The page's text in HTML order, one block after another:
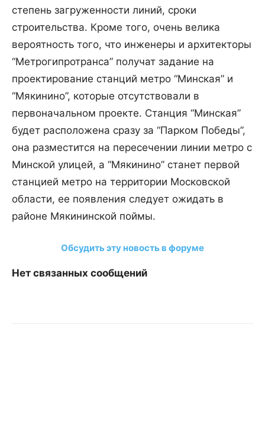
степень загруженности линий, сроки
строительства. Кроме того, очень велика
вероятность того, что инженеры и архитекторы
“Метрогипротранса” получат задание на
проектирование станций метро “Минская” и
“Мякинино”, которые отсутствовали в
первоначальном проекте. Станция “Минская”
будет расположена сразу за “Парком Победы”,
она разместится на пересечении линии метро с
Минской улицей, а “Мякинино” станет первой
станцией метро на территории Московской
области, ее появления следует ожидать в
районе Мякининской поймы.
Обсудить эту новость в форуме
Нет связанных сообщений